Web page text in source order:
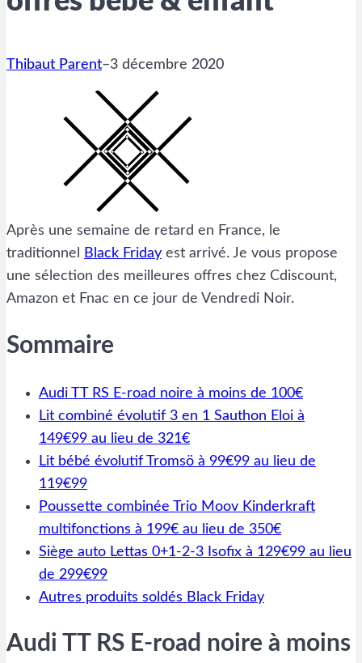
Thibaut Parent–3 décembre 2020
Après une semaine de retard en France, le
traditionnel
Black Friday est arrivé. Je vous propose
une sélection des meilleures offres chez Cdiscount,
Amazon et Fnac en ce jour de Vendredi Noir.
Sommaire
Audi TT RS E-road noire à moins de 100€
Lit combiné évolutif 3 en 1 Sauthon Eloi à
149€99 au lieu de 321€
Lit bébé évolutif Tromsö à 99€99 au lieu de
119€99
Poussette combinée Trio Moov Kinderkraft
multifonctions à 199€ au lieu de 350€
Siège auto Lettas 0+1-2-3 Isofix à 129€99 au lieu
de 299€99
Autres produits soldés Black Friday
Audi TT RS E-road noire à moins